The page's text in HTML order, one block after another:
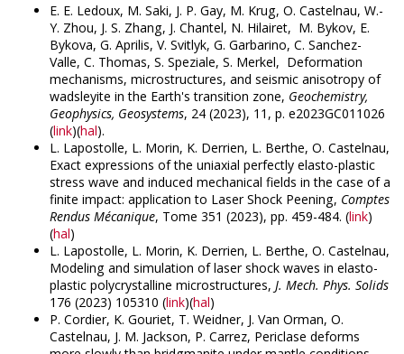
E. E. Ledoux, M. Saki, J. P. Gay, M. Krug, O. Castelnau, W.-
Y. Zhou, J. S. Zhang, J. Chantel, N. Hilairet, M. Bykov, E.
Bykova, G. Aprilis, V. Svitlyk, G. Garbarino, C. Sanchez-
Valle, C. Thomas, S. Speziale, S. Merkel, Deformation
mechanisms, microstructures, and seismic anisotropy of
wadsleyite in the Earth's transition zone, Geochemistry,
Geophysics, Geosystems, 24 (2023), 11, p. e2023GC011026
(link)(hal).
L. Lapostolle, L. Morin, K. Derrien, L. Berthe, O. Castelnau,
Exact expressions of the uniaxial perfectly elasto-plastic
stress wave and induced mechanical fields in the case of a
finite impact: application to Laser Shock Peening, Comptes
Rendus Mécanique, Tome 351 (2023), pp. 459-484. (link)
(hal)
L. Lapostolle, L. Morin, K. Derrien, L. Berthe, O. Castelnau,
Modeling and simulation of laser shock waves in elasto-
plastic polycrystalline microstructures, J. Mech. Phys. Solids
176 (2023) 105310 (link)(hal)
P. Cordier, K. Gouriet, T. Weidner, J. Van Orman, O.
Castelnau, J. M. Jackson, P. Carrez, Periclase deforms